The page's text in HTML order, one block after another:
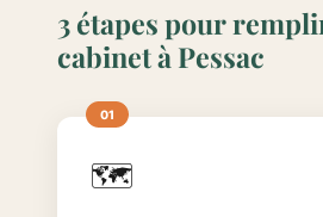
3 étapes pour
cabinet à Pessac
🗺️